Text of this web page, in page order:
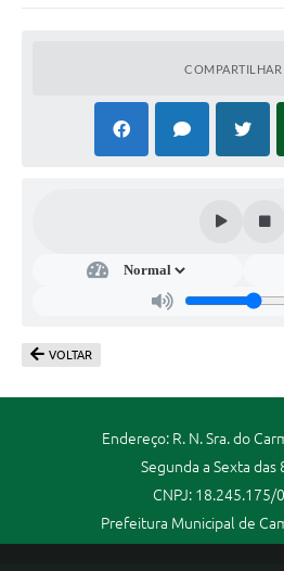
COMPARTILHAR
VOLTAR
Endereço: R. N. Sra. do
Segunda a Sexta das
CNPJ: 18.245.175/
Prefeitura Municipal de